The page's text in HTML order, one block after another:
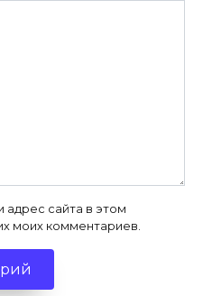
адрес сайта в этом
моих комментариев.